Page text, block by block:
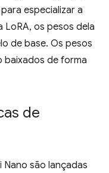
especializar a
LoRA, os pesos dela
de base. Os pesos
baixados de forma
de
são lançadas